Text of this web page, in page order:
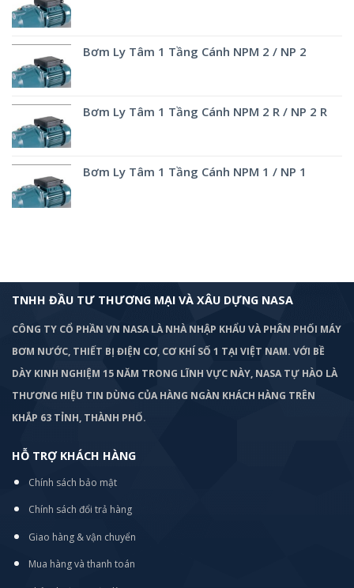
Bơm Ly Tâm 1 Tầng Cánh NPM 2 / NP 2
Bơm Ly Tâm 1 Tầng Cánh NPM 2 R / NP 2 R
Bơm Ly Tâm 1 Tầng Cánh NPM 1 / NP 1
TNHH ĐẦU TƯ THƯƠNG MẠI VÀ XÂU DỰNG NASA
CÔNG TY CỔ PHẦN VN NASA LÀ NHÀ NHẬP KHẨU VÀ PHÂN PHỐI MÁY
BƠM NƯỚC, THIẾT BỊ ĐIỆN CƠ, CƠ KHÍ SỐ 1 TẠI VIỆT NAM. VỚI BỀ
DÀY KINH NGHIỆM 15 NĂM TRONG LĨNH VỰC NÀY, NASA TỰ HÀO LÀ
THƯƠNG HIỆU TIN DÙNG CỦA HÀNG NGÀN KHÁCH HÀNG TRÊN
KHẮP 63 TỈNH, THÀNH PHỐ.
HỖ TRỢ KHÁCH HÀNG
Chính sách bảo mật
Chính sách đổi trả hàng
Giao hàng & vận chuyển
Mua hàng và thanh toán